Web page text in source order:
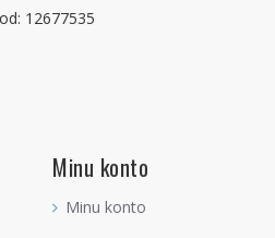
12677535
Minu konto
Minu konto